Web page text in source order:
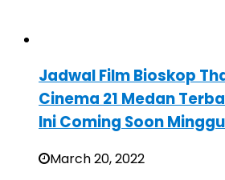
Jadwal Film Bioskop
Cinema 21 Medan
Ini Coming Soon
March 20, 2022